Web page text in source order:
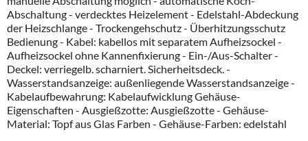
Abschaltung - verdecktes Heizelement - Edelstahl-Abdeckung
der Heizschlange - Trockengehschutz - Überhitzungsschutz
Bedienung - Kabel: kabellos mit separatem Aufheizsockel -
Aufheizsockel ohne Kannenfixierung - Ein-/Aus-Schalter -
Deckel: verriegelb. scharniert. Sicherheitsdeck. -
Wasserstandsanzeige: außenliegende Wasserstandsanzeige -
Kabelaufbewahrung: Kabelaufwicklung Gehäuse-
Eigenschaften - Ausgießzotte: Ausgießzotte - Gehäuse-
Material: Topf aus Glas Farben - Gehäuse-Farben: edelstahl